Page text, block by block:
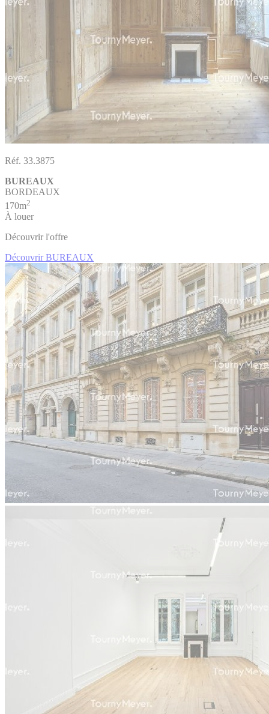
Réf. 33.3875
BUREAUX
BORDEAUX
170m2
À louer
Découvrir l'offre
Découvrir BUREAUX